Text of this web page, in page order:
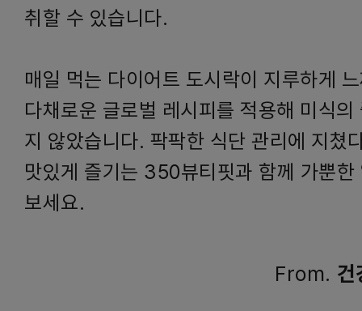
취할 수 있습니다.
매일 먹는 다이어트 도시락이 지루하게
다채로운 글로벌 레시피를 적용해 미식
지 않았습니다. 팍팍한 식단 관리에 지쳤
맛있게 즐기는 350뷰티핏과 함께 가뿐한
보세요.
From. 건